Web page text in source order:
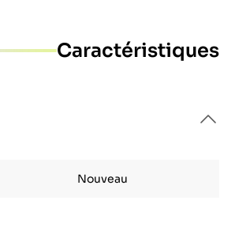
Caractéristiques
Nouveau